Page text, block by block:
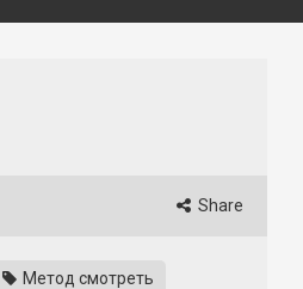
Share
Метод смотреть